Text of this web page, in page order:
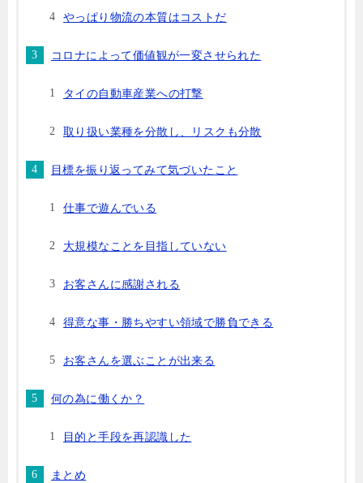
やっぱり物流の本質はコストだ
コロナによって価値観が一変させられた
タイの自動車産業への打撃
取り扱い業種を分散し、リスクも分散
目標を振り返ってみて気づいたこと
仕事で遊んでいる
大規模なことを目指していない
お客さんに感謝される
得意な事・勝ちやすい領域で勝負できる
お客さんを選ぶことが出来る
何の為に働くか？
目的と手段を再認識した
まとめ